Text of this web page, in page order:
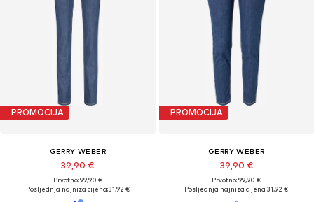
PROMOCIJA
GERRY WEBER
39,90 €
Prvotno: 99,90 €
Posljednja najniža cijena:31,92 €
PROMOCIJA
GERRY WEBER
39,90 €
Prvotno: 99,90 €
Posljednja najniža cijena:31,92 €